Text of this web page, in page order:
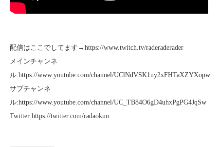
配信はここでしてます→https://www.twitch.tv/raderaderader
メインチャンネ
ル:https://www.youtube.com/channel/UClNdVSK1uy2xFHTaXZYXopw
サブチャンネ
ル:https://www.youtube.com/channel/UC_TB84O6gD4uhxPgPG4JqSw
Twitter:https://twitter.com/radaokun